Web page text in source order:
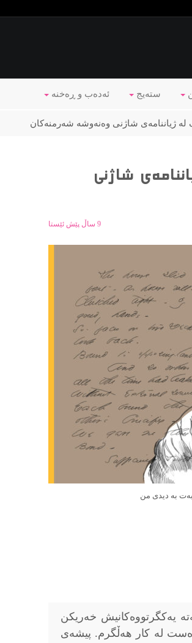
ئه‌ده‌ب و ڕه‌خنه‌ ستەیج
لە ژیاننامەی شاژنی وه‌نه‌وشه‌ شه‌رمنه‌كان
شاژنی
9 ساڵ پێش ئێستا
به‌ دیدی من
یەکگرتووەکانیش خەریکن
دەست لە کار ھەڵگرم. پیشەی